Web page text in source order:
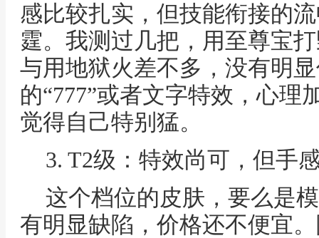
感比较扎实，但技能衔接的
霆。我测过几把，用至尊宝
与用地狱火差不多，没有明
的“777”或者文字特效，心理
觉得自己特别猛。
3. T2级：特效尚可，但手
这个档位的皮肤，要么是
有明显缺陷，价格还不便宜